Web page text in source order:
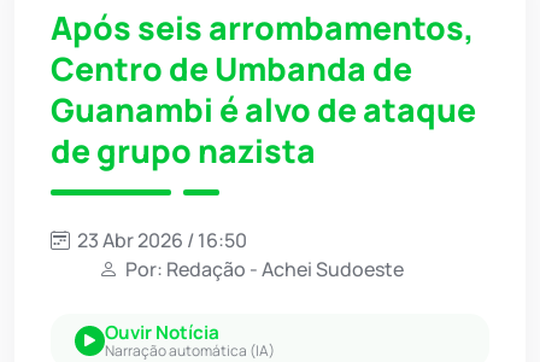
Após seis arrombamentos,
Centro de Umbanda de
Guanambi é alvo de ataque
de grupo nazista
23 Abr 2026 / 16:50
Por: Redação - Achei Sudoeste
Ouvir Notícia
Narração automática (IA)